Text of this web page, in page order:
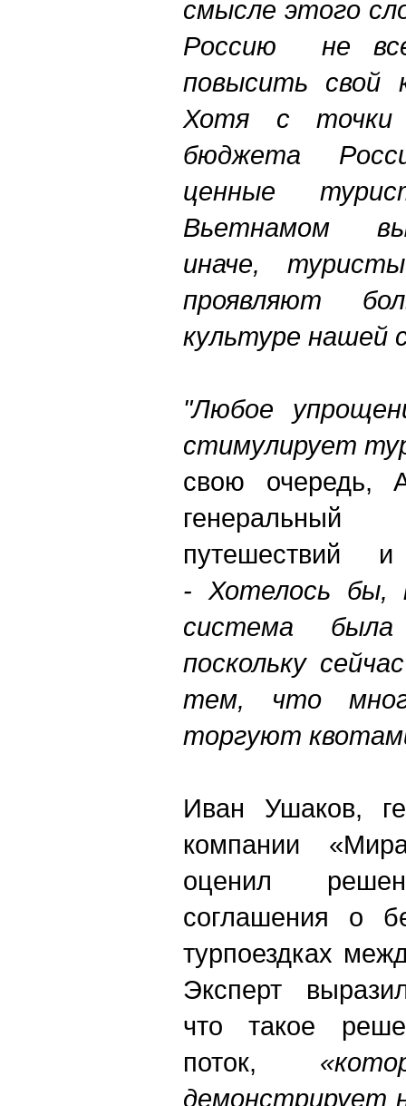
смысле этого
Россию не
повысить свой
Хотя с точки
бюджета
ценные
Вьетнамом
иначе,
проявляют
культуре нашей
"Любое
стимулирует
свою очередь,
путешествий
- Хотелось бы,
система была
поскольку
тем, что
торгуют
Иван Ушаков,
компании
оценил
соглашения о
турпоездках
Эксперт
что такое
поток,
демонстрирует